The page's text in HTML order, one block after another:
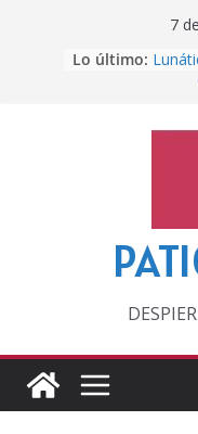
7
Lo último:
‘La
Otra